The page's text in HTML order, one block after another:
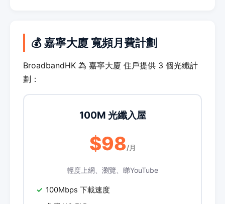
💰 嘉寧大廈 寬頻月費計劃
BroadbandHK 為 嘉寧大廈 住戶提供 3 個光纖計
劃：
100M 光纖入屋
$98/月
輕度上網、瀏覽、睇YouTube
100Mbps 下載速度